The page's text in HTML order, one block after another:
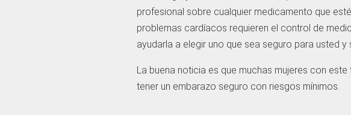
profesional sobre cualquier medicamento que
problemas cardíacos requieren el control de
ayudarla a elegir uno que sea seguro para usted y
La buena noticia es que muchas mujeres con
tener un embarazo seguro con riesgos mínimos.